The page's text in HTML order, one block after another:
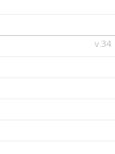
v.34